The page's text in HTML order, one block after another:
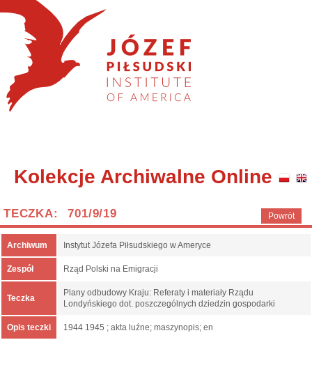
Kolekcje Archiwalne Online
Powrót
TECZKA: 701/9/19
Archiwum Instytut Józefa Piłsudskiego w Ameryce
Zespół Rząd Polski na Emigracji
Teczka
Plany odbudowy Kraju: Referaty i materiały Rządu
Londyńskiego dot. poszczególnych dziedzin gospodarki
Opis teczki 1944 1945 ; akta luźne; maszynopis; en